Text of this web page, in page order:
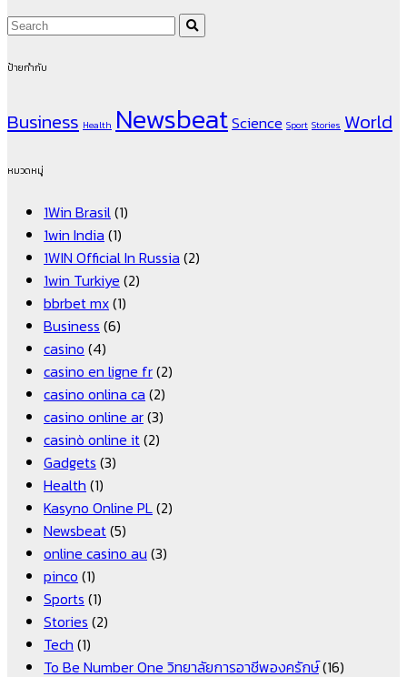
ป้ายกำกับ
Business Health NewsbeatScience Sport Stories World
หมวดหมู่
1Win Brasil(1)
1win India (1)
1WIN Official In Russia (2)
1win Turkiye (2)
bbrbet mx(1)
Business (6)
casino (4)
casino en ligne fr(2)
casino onlina ca (2)
casino online ar(3)
casinò online it(2)
Gadgets (3)
Health (1)
Kasyno Online PL(2)
Newsbeat(5)
online casino au (3)
pinco (1)
Sports (1)
Stories (2)
Tech (1)
To Be Number One วิทยาลัยการอาชีพองครักษ์(16)